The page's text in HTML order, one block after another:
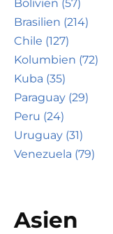
Bolivien (57)
Brasilien (214)
Chile (127)
Kolumbien (72)
Kuba (35)
Paraguay (29)
Peru (24)
Uruguay (31)
Venezuela (79)
Asien